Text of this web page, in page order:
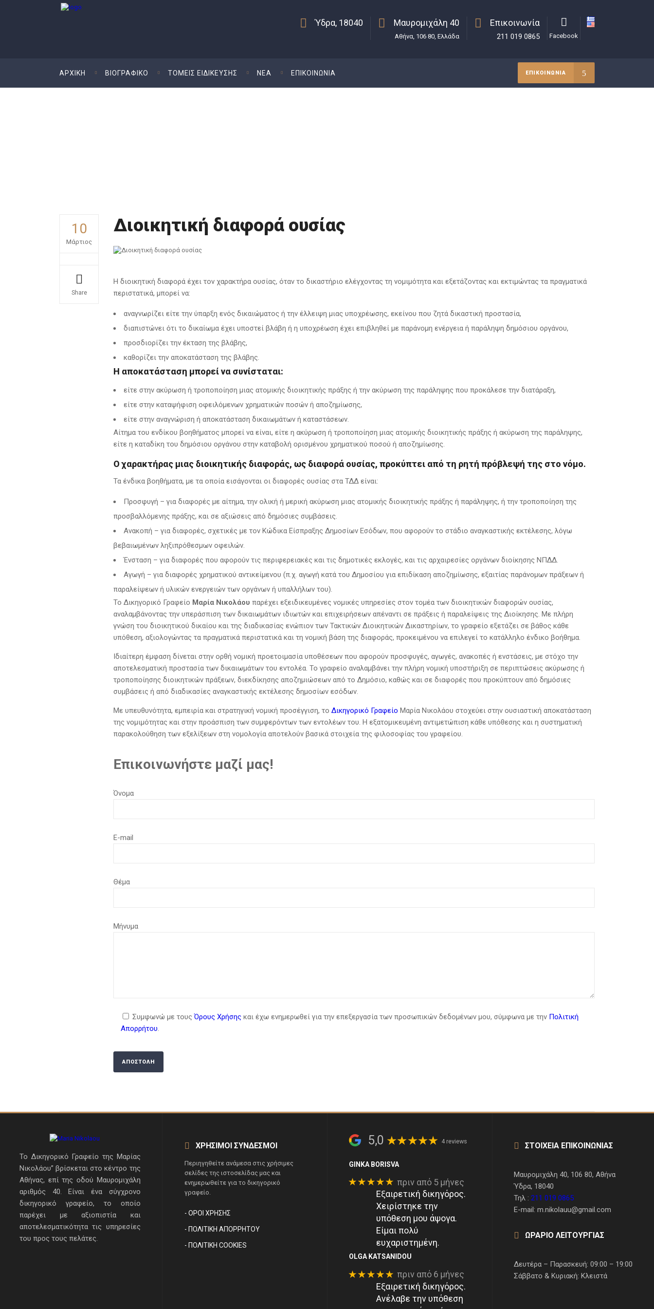
Ύδρα, 18040 Μαυρομιχάλη 40
Αθήνα, 106 80, Ελλάδα
Επικοινωνία
211 019 0865 Facebook
ΑΡΧΙΚΗ ΒΙΟΓΡΑΦΙΚO ΤΟΜΕΙΣ ΕΙΔΙΚΕΥΣΗΣ ΝΕΑ ΕΠΙΚΟΙΝΩΝΙΑ ΕΠΙΚΟΙΝΩΝΙΑ
10
Μάρτιος
Share
Διοικητική διαφορά ουσίας
Η διοικητική διαφορά έχει τον χαρακτήρα ουσίας, όταν το δικαστήριο ελέγχοντας τη νομιμότητα και εξετάζοντας και εκτιμώντας τα πραγματικά
περιστατικά, μπορεί να:
αναγνωρίζει είτε την ύπαρξη ενός δικαιώματος ή την έλλειψη μιας υποχρέωσης, εκείνου που ζητά δικαστική προστασία,
διαπιστώνει ότι το δικαίωμα έχει υποστεί βλάβη ή η υποχρέωση έχει επιβληθεί με παράνομη ενέργεια ή παράληψη δημόσιου οργάνου,
προσδιορίζει την έκταση της βλάβης,
καθορίζει την αποκατάσταση της βλάβης.
Η αποκατάσταση μπορεί να συνίσταται:
είτε στην ακύρωση ή τροποποίηση μιας ατομικής διοικητικής πράξης ή την ακύρωση της παράληψης που προκάλεσε την διατάραξη,
είτε στην καταψήφιση οφειλόμενων χρηματικών ποσών ή αποζημίωσης,
είτε στην αναγνώριση ή αποκατάσταση δικαιωμάτων ή καταστάσεων.
Αίτημα του ενδίκου βοηθήματος μπορεί να είναι, είτε η ακύρωση ή τροποποίηση μιας ατομικής διοικητικής πράξης ή ακύρωση της παράληψης,
είτε η καταδίκη του δημόσιου οργάνου στην καταβολή ορισμένου χρηματικού ποσού ή αποζημίωσης.
Ο χαρακτήρας μιας διοικητικής διαφοράς, ως διαφορά ουσίας, προκύπτει από τη ρητή πρόβλεψή της στο νόμο.
Τα ένδικα βοηθήματα, με τα οποία εισάγονται οι διαφορές ουσίας στα ΤΔΔ είναι:
Προσφυγή – για διαφορές με αίτημα, την ολική ή μερική ακύρωση μιας ατομικής διοικητικής πράξης ή παράληψης, ή την τροποποίηση της
προσβαλλόμενης πράξης, και σε αξιώσεις από δημόσιες συμβάσεις.
Ανακοπή – για διαφορές, σχετικές με τον Κώδικα Είσπραξης Δημοσίων Εσόδων, που αφορούν το στάδιο αναγκαστικής εκτέλεσης, λόγω
βεβαιωμένων ληξιπρόθεσμων οφειλών.
Ένσταση – για διαφορές που αφορούν τις περιφερειακές και τις δημοτικές εκλογές, και τις αρχαιρεσίες οργάνων διοίκησης ΝΠΔΔ.
Αγωγή – για διαφορές χρηματικού αντικείμενου (π.χ. αγωγή κατά του Δημοσίου για επιδίκαση αποζημίωσης, εξαιτίας παράνομων πράξεων ή
παραλείψεων ή υλικών ενεργειών των οργάνων ή υπαλλήλων του).
Το Δικηγορικό Γραφείο Μαρία Νικολάου παρέχει εξειδικευμένες νομικές υπηρεσίες στον τομέα των διοικητικών διαφορών ουσίας,
αναλαμβάνοντας την υπεράσπιση των δικαιωμάτων ιδιωτών και επιχειρήσεων απέναντι σε πράξεις ή παραλείψεις της Διοίκησης. Με πλήρη
γνώση του διοικητικού δικαίου και της διαδικασίας ενώπιον των Τακτικών Διοικητικών Δικαστηρίων, το γραφείο εξετάζει σε βάθος κάθε
υπόθεση, αξιολογώντας τα πραγματικά περιστατικά και τη νομική βάση της διαφοράς, προκειμένου να επιλεγεί το κατάλληλο ένδικο βοήθημα.
Ιδιαίτερη έμφαση δίνεται στην ορθή νομική προετοιμασία υποθέσεων που αφορούν προσφυγές, αγωγές, ανακοπές ή ενστάσεις, με στόχο την
αποτελεσματική προστασία των δικαιωμάτων του εντολέα. Το γραφείο αναλαμβάνει την πλήρη νομική υποστήριξη σε περιπτώσεις ακύρωσης ή
τροποποίησης διοικητικών πράξεων, διεκδίκησης αποζημιώσεων από το Δημόσιο, καθώς και σε διαφορές που προκύπτουν από δημόσιες
συμβάσεις ή από διαδικασίες αναγκαστικής εκτέλεσης δημοσίων εσόδων.
Με υπευθυνότητα, εμπειρία και στρατηγική νομική προσέγγιση, το Δικηγορικό Γραφείο Μαρία Νικολάου στοχεύει στην ουσιαστική αποκατάσταση
της νομιμότητας και στην προάσπιση των συμφερόντων των εντολέων του. Η εξατομικευμένη αντιμετώπιση κάθε υπόθεσης και η συστηματική
παρακολούθηση των εξελίξεων στη νομολογία αποτελούν βασικά στοιχεία της φιλοσοφίας του γραφείου.
Επικοινωνήστε μαζί μας!
Όνομα
E-mail
Θέμα
Μήνυμα
Συμφωνώ με τουςΌρους Χρήσης και έχω ενημερωθεί για την επεξεργασία των προσωπικών δεδομένων μου, σύμφωνα με την Πολιτική
Απορρήτου
Το Δικηγορικό Γραφείο της Μαρίας
Νικολάου” βρίσκεται στο κέντρο της
Αθήνας, επί της οδού Μαυρομιχάλη
αριθμός 40. Είναι ένα σύγχρονο
δικηγορικό γραφείο, το οποίο
παρέχει με αξιοπιστία και
αποτελεσματικότητα τις υπηρεσίες
του προς τους πελάτες.
ΧΡΗΣΙΜΟΙ ΣΥΝΔΕΣΜΟΙ
Περιηγηθείτε ανάμεσα στις χρήσιμες
σελίδες της ιστοσελίδας μας και
ενημερωθείτε για το δικηγορικό
γραφείο.
- ΌΡΟΙ ΧΡΉΣΗΣ
- ΠΟΛΙΤΙΚΉ ΑΠΟΡΡΉΤΟΥ
- ΠΟΛΙΤΙΚΉ COOKIES
5,0 4 reviews
GINKA BORISVA
★★★★★ πριν από 5 μήνες
Εξαιρετική δικηγόρος.
Χειρίστηκε την
υπόθεση μου άψογα.
Είμαι πολύ
ευχαριστημένη.
OLGA KATSANIDOU
★★★★★ πριν από 6 μήνες
Εξαιρετική δικηγόρος.
Ανέλαβε την υπόθεση
ΣΤΟΙΧΕΙΑ ΕΠΙΚΟΙΝΩΝΙΑΣ
Μαυρομιχάλη 40, 106 80, Αθήνα
Ύδρα, 18040
Τηλ : 211 019 0865
E-mail: m.nikolauu@gmail.com
ΩΡΑΡΙΟ ΛΕΙΤΟΥΡΓΙΑΣ
Δευτέρα – Παρασκευή: 09:00 – 19:00
Σάββατο & Κυριακή: Κλειστά